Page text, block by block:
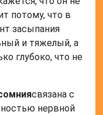
потому, что в
засыпания
и тяжелый, а
глубоко, что не
связана с
нервной